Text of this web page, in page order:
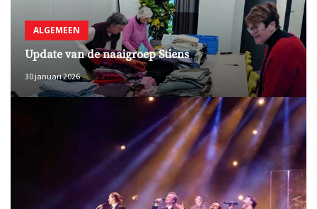
ALGEMEEN
Update van de naaigroep Stiens
30 januari 2026